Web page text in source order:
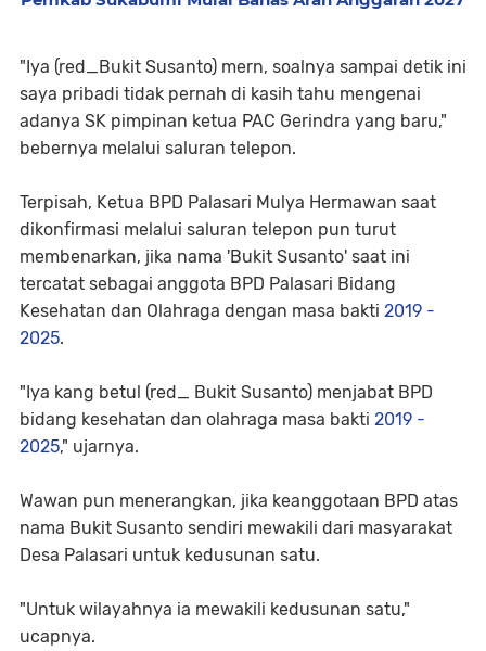
"Iya (red_Bukit Susanto) mern, soalnya sampai detik ini
saya pribadi tidak pernah di kasih tahu mengenai
adanya SK pimpinan ketua PAC Gerindra yang baru,"
bebernya melalui saluran telepon.
Terpisah, Ketua BPD Palasari Mulya Hermawan saat
dikonfirmasi melalui saluran telepon pun turut
membenarkan, jika nama 'Bukit Susanto' saat ini
tercatat sebagai anggota BPD Palasari Bidang
Kesehatan dan Olahraga dengan masa bakti 2019 -
2025.
"Iya kang betul (red_ Bukit Susanto) menjabat BPD
bidang kesehatan dan olahraga masa bakti 2019 -
2025," ujarnya.
Wawan pun menerangkan, jika keanggotaan BPD atas
nama Bukit Susanto sendiri mewakili dari masyarakat
Desa Palasari untuk kedusunan satu.
"Untuk wilayahnya ia mewakili kedusunan satu,"
ucapnya.